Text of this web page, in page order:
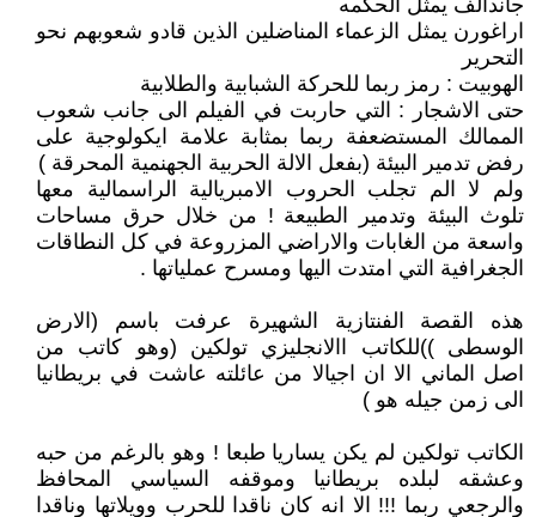
جاندالف يمثل الحكمه
اراغورن يمثل الزعماء المناضلين الذين قادو شعوبهم نحو
التحرير
الهوبيت : رمز ربما للحركة الشبابية والطلابية
حتى الاشجار : التي حاربت في الفيلم الى جانب شعوب
الممالك المستضعفة ربما بمثابة علامة ايكولوجية على
رفض تدمير البيئة (بفعل الالة الحربية الجهنمية المحرقة )
ولم لا الم تجلب الحروب الامبريالية الراسمالية معها
تلوث البيئة وتدمير الطبيعة ! من خلال حرق مساحات
واسعة من الغابات والاراضي المزروعة في كل النطاقات
الجغرافية التي امتدت اليها ومسرح عملياتها .
هذه القصة الفنتازية الشهيرة عرفت باسم (الارض
الوسطى ))للكاتب االانجليزي تولكين (وهو كاتب من
اصل الماني الا ان اجيالا من عائلته عاشت في بريطانيا
الى زمن جيله هو )
الكاتب تولكين لم يكن يساريا طبعا ! وهو بالرغم من حبه
وعشقه لبلده بريطانيا وموقفه السياسي المحافظ
والرجعي ربما !!! الا انه كان ناقدا للحرب وويلاتها وناقدا